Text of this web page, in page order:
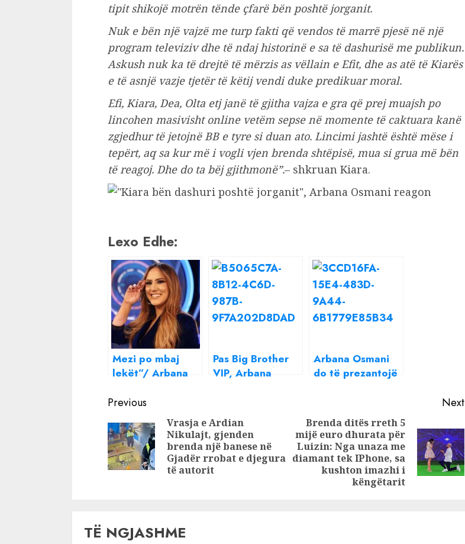
tipit shikojë motrën tënde çfarë bën poshtë jorganit.
Nuk e bën një vajzë me turp fakti që vendos të marrë pjesë në një
program televiziv dhe të ndaj historinë e sa të dashurisë me publikun.
Askush nuk ka të drejtë të mërzis as vëllain e Efit, dhe as atë të Kiarës
e të asnjë vazje tjetër të këtij vendi duke predikuar moral.
Efi, Kiara, Dea, Olta etj janë të gjitha vajza e gra që prej muajsh po
lincohen masivisht online vetëm sepse në momente të caktuara kanë
zgjedhur të jetojnë BB e tyre si duan ato. Lincimi jashtë është mëse i
tepërt, aq sa kur më i vogli vjen brenda shtëpisë, mua si grua më bën
të reagoj. Dhe do ta bëj gjithmonë”.– shkruan Kiara.
Lexo Edhe:
Mezi po mbaj
lekët”/ Arbana
rrjetin me
deklaratën, ja sa
e ka rrogën
moderatorja e
“BBV”
Pas Big Brother
VIP, Arbana
bashkojnë sërish
forcat! Çfarë po
përgatisin?
Arbana Osmani
do të prezantojë
moderatorja
Continue
Reading
Previous
Previous
post:
Vrasja e Ardian
Nikulajt, gjenden
brenda një banese në
Gjadër rrobat e djegura
të autorit
Next
Next
post:
Brenda ditës rreth 5
mijë euro dhurata për
Luizin: Nga unaza me
diamant tek IPhone, sa
kushton imazhi i
këngëtarit
TË NGJASHME